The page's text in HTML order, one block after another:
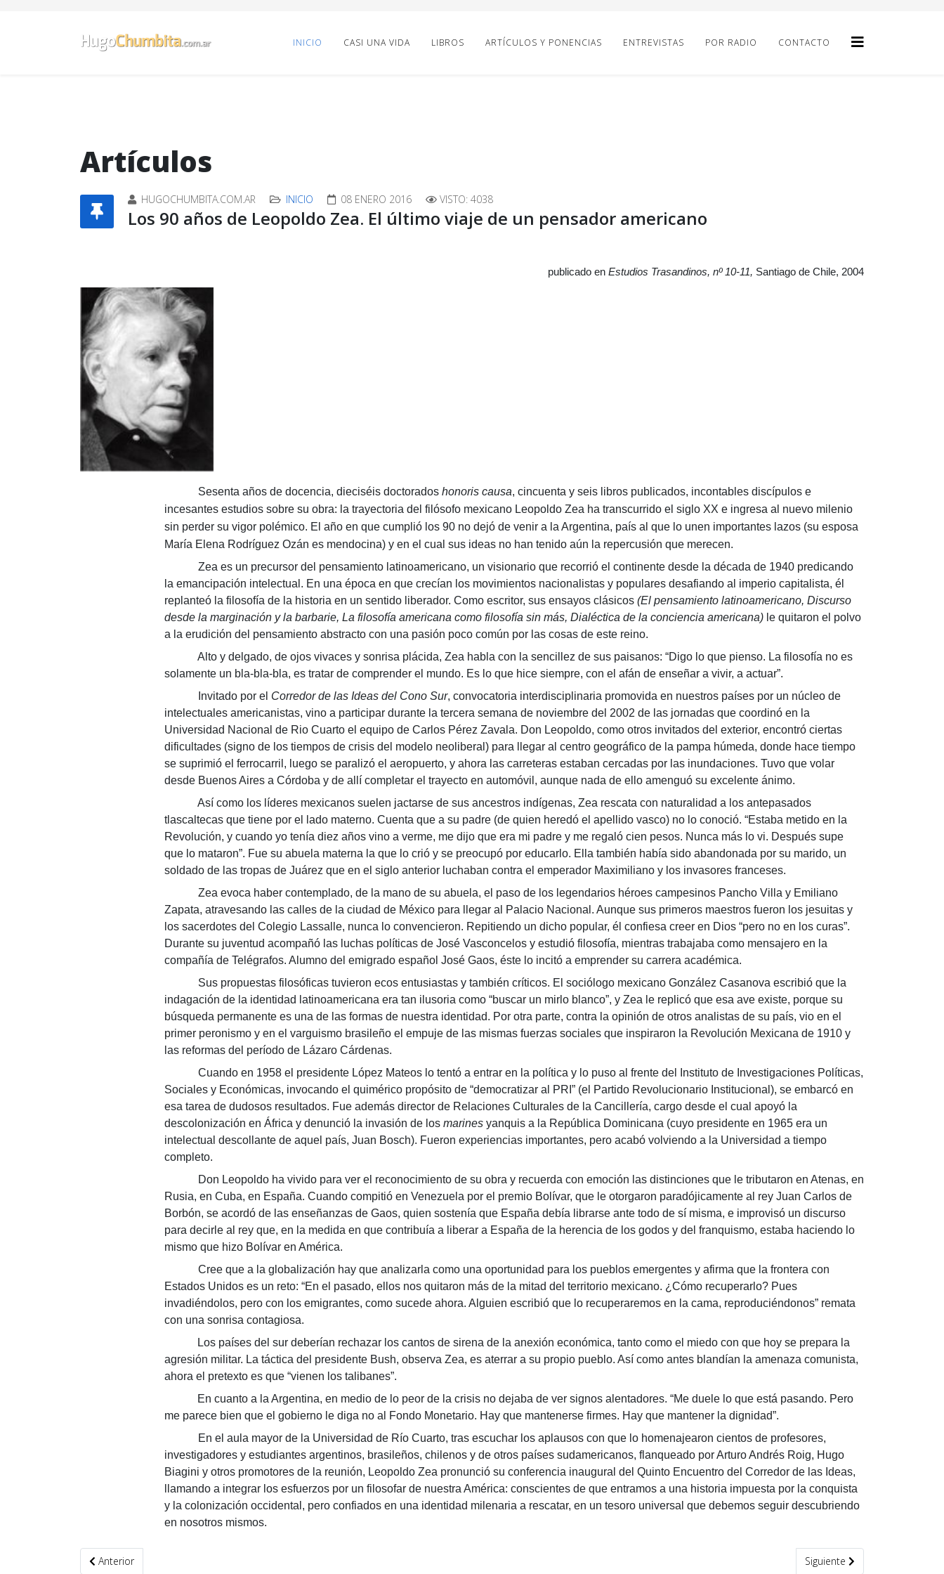
INICIO CASI UNA VIDA LIBROS ARTÍCULOS Y PONENCIAS ENTREVISTAS POR RADIO CONTACTO
Artículos
HUGOCHUMBITA.COM.AR INICIO 08 ENERO 2016 VISTO: 4038
Los 90 años de Leopoldo Zea. El último viaje de un pensador americano
publicado en Estudios Trasandinos, nº 10-11, Santiago de Chile, 2004
Sesenta años de docencia, dieciséis doctorados honoris causa, cincuenta y seis libros publicados, incontables discípulos e
incesantes estudios sobre su obra: la trayectoria del filósofo mexicano Leopoldo Zea ha transcurrido el siglo XX e ingresa al nuevo milenio
sin perder su vigor polémico. El año en que cumplió los 90 no dejó de venir a la Argentina, país al que lo unen importantes lazos (su esposa
María Elena Rodríguez Ozán es mendocina) y en el cual sus ideas no han tenido aún la repercusión que merecen.
Zea es un precursor del pensamiento latinoamericano, un visionario que recorrió el continente desde la década de 1940 predicando
la emancipación intelectual. En una época en que crecían los movimientos nacionalistas y populares desafiando al imperio capitalista, él
replanteó la filosofía de la historia en un sentido liberador. Como escritor, sus ensayos clásicos (El pensamiento latinoamericano, Discurso
desde la marginación y la barbarie, La filosofía americana como filosofía sin más, Dialéctica de la conciencia americana) le quitaron el polvo
a la erudición del pensamiento abstracto con una pasión poco común por las cosas de este reino.
Alto y delgado, de ojos vivaces y sonrisa plácida, Zea habla con la sencillez de sus paisanos: “Digo lo que pienso. La filosofía no es
solamente un bla-bla-bla, es tratar de comprender el mundo. Es lo que hice siempre, con el afán de enseñar a vivir, a actuar”.
Invitado por el Corredor de las Ideas del Cono Sur, convocatoria interdisciplinaria promovida en nuestros países por un núcleo de
intelectuales americanistas, vino a participar durante la tercera semana de noviembre del 2002 de las jornadas que coordinó en la
Universidad Nacional de Rio Cuarto el equipo de Carlos Pérez Zavala. Don Leopoldo, como otros invitados del exterior, encontró ciertas
dificultades (signo de los tiempos de crisis del modelo neoliberal) para llegar al centro geográfico de la pampa húmeda, donde hace tiempo
se suprimió el ferrocarril, luego se paralizó el aeropuerto, y ahora las carreteras estaban cercadas por las inundaciones. Tuvo que volar
desde Buenos Aires a Córdoba y de allí completar el trayecto en automóvil, aunque nada de ello amenguó su excelente ánimo.
Así como los líderes mexicanos suelen jactarse de sus ancestros indígenas, Zea rescata con naturalidad a los antepasados
tlascaltecas que tiene por el lado materno. Cuenta que a su padre (de quien heredó el apellido vasco) no lo conoció. “Estaba metido en la
Revolución, y cuando yo tenía diez años vino a verme, me dijo que era mi padre y me regaló cien pesos. Nunca más lo vi. Después supe
que lo mataron”. Fue su abuela materna la que lo crió y se preocupó por educarlo. Ella también había sido abandonada por su marido, un
soldado de las tropas de Juárez que en el siglo anterior luchaban contra el emperador Maximiliano y los invasores franceses.
Zea evoca haber contemplado, de la mano de su abuela, el paso de los legendarios héroes campesinos Pancho Villa y Emiliano
Zapata, atravesando las calles de la ciudad de México para llegar al Palacio Nacional. Aunque sus primeros maestros fueron los jesuitas y
los sacerdotes del Colegio Lassalle, nunca lo convencieron. Repitiendo un dicho popular, él confiesa creer en Dios “pero no en los curas”.
Durante su juventud acompañó las luchas políticas de José Vasconcelos y estudió filosofía, mientras trabajaba como mensajero en la
compañía de Telégrafos. Alumno del emigrado español José Gaos, éste lo incitó a emprender su carrera académica.
Sus propuestas filosóficas tuvieron ecos entusiastas y también críticos. El sociólogo mexicano González Casanova escribió que la
indagación de la identidad latinoamericana era tan ilusoria como “buscar un mirlo blanco”, y Zea le replicó que esa ave existe, porque su
búsqueda permanente es una de las formas de nuestra identidad. Por otra parte, contra la opinión de otros analistas de su país, vio en el
primer peronismo y en el varguismo brasileño el empuje de las mismas fuerzas sociales que inspiraron la Revolución Mexicana de 1910 y
las reformas del período de Lázaro Cárdenas.
Cuando en 1958 el presidente López Mateos lo tentó a entrar en la política y lo puso al frente del Instituto de Investigaciones Políticas,
Sociales y Económicas, invocando el quimérico propósito de “democratizar al PRI” (el Partido Revolucionario Institucional), se embarcó en
esa tarea de dudosos resultados. Fue además director de Relaciones Culturales de la Cancillería, cargo desde el cual apoyó la
descolonización en África y denunció la invasión de los marines yanquis a la República Dominicana (cuyo presidente en 1965 era un
intelectual descollante de aquel país, Juan Bosch). Fueron experiencias importantes, pero acabó volviendo a la Universidad a tiempo
completo.
Don Leopoldo ha vivido para ver el reconocimiento de su obra y recuerda con emoción las distinciones que le tributaron en Atenas, en
Rusia, en Cuba, en España. Cuando compitió en Venezuela por el premio Bolívar, que le otorgaron paradójicamente al rey Juan Carlos de
Borbón, se acordó de las enseñanzas de Gaos, quien sostenía que España debía librarse ante todo de sí misma, e improvisó un discurso
para decirle al rey que, en la medida en que contribuía a liberar a España de la herencia de los godos y del franquismo, estaba haciendo lo
mismo que hizo Bolívar en América.
Cree que a la globalización hay que analizarla como una oportunidad para los pueblos emergentes y afirma que la frontera con
Estados Unidos es un reto: “En el pasado, ellos nos quitaron más de la mitad del territorio mexicano. ¿Cómo recuperarlo? Pues
invadiéndolos, pero con los emigrantes, como sucede ahora. Alguien escribió que lo recuperaremos en la cama, reproduciéndonos” remata
con una sonrisa contagiosa.
Los países del sur deberían rechazar los cantos de sirena de la anexión económica, tanto como el miedo con que hoy se prepara la
agresión militar. La táctica del presidente Bush, observa Zea, es aterrar a su propio pueblo. Así como antes blandían la amenaza comunista,
ahora el pretexto es que “vienen los talibanes”.
En cuanto a la Argentina, en medio de lo peor de la crisis no dejaba de ver signos alentadores. “Me duele lo que está pasando. Pero
me parece bien que el gobierno le diga no al Fondo Monetario. Hay que mantenerse firmes. Hay que mantener la dignidad”.
En el aula mayor de la Universidad de Río Cuarto, tras escuchar los aplausos con que lo homenajearon cientos de profesores,
investigadores y estudiantes argentinos, brasileños, chilenos y de otros países sudamericanos, flanqueado por Arturo Andrés Roig, Hugo
Biagini y otros promotores de la reunión, Leopoldo Zea pronunció su conferencia inaugural del Quinto Encuentro del Corredor de las Ideas,
llamando a integrar los esfuerzos por un filosofar de nuestra América: conscientes de que entramos a una historia impuesta por la conquista
y la colonización occidental, pero confiados en una identidad milenaria a rescatar, en un tesoro universal que debemos seguir descubriendo
en nosotros mismos.
Artículo anterior: Siete tesis sobre la interpretación de la historia americana
Anterior Artículo siguiente: El
Siguiente